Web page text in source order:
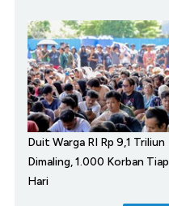
Duit Warga RI Rp 9,1 Triliun
Dimaling, 1.000 Korban Tiap
Hari